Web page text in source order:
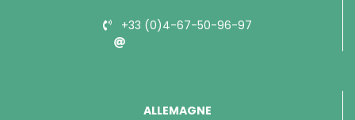
+33 (0)4-67-50-96-97
ALLEMAGNE